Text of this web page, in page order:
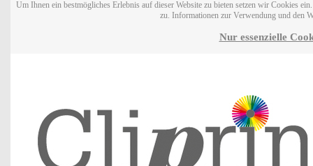
Um Ihnen ein bestmögliches Erlebnis auf dieser Website zu bieten setzen wir Cookies
zu. Informationen zur Verwendung und den
Nur essenzielle